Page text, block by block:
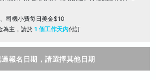
司機小費每日美金$10
為主，請於 1 個工作天內付訂
過報名日期，請選擇其他日期